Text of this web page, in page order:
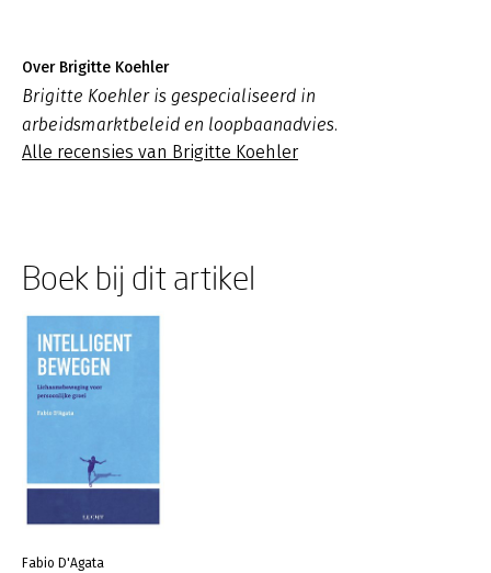
Over Brigitte Koehler
Brigitte Koehler is gespecialiseerd in
arbeidsmarktbeleid en loopbaanadvies.
Alle recensies van Brigitte Koehler
Boek bij dit artikel
Fabio D'Agata